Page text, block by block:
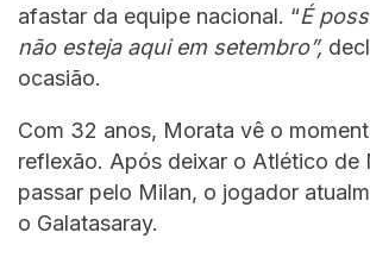
afastar da equipe nacional. “É
não esteja aqui em setembro”,
ocasião.
Com 32 anos, Morata vê o
reflexão. Após deixar o Atlético de
passar pelo Milan, o jogador
o Galatasaray.